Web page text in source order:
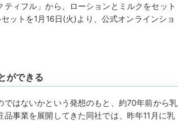
ィフル」から、ローションとミルクをセット
ットを1月16日(火)より、公式オンラインショ
ができる
ではないかという発想のもと、約70年前から乳
事業を展開してきた同社では、昨年11月に乳